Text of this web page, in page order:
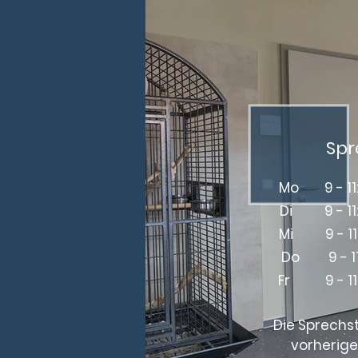
Mo 9 -
Di 9 -
Mi 9 -
Do 9 -
Fr 9 -
Die